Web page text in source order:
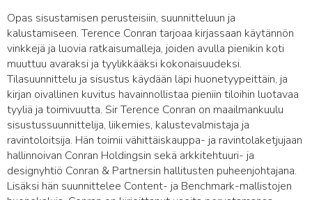
Opas sisustamisen perusteisiin, suunnitteluun ja
kalustamiseen. Terence Conran tarjoaa kirjassaan käytännön
vinkkejä ja luovia ratkaisumalleja, joiden avulla pienikin koti
muuttuu avaraksi ja tyylikkääksi kokonaisuudeksi.
Tilasuunnittelu ja sisustus käydään läpi huonetyypeittäin, ja
kirjan oivallinen kuvitus havainnollistaa pieniin tiloihin luotavaa
tyyliä ja toimivuutta. Sir Terence Conran on maailmankuulu
sisustussuunnittelija, liikemies, kalustevalmistaja ja
ravintoloitsija. Hän toimii vähittäiskauppa- ja ravintolaketjujaan
hallinnoivan Conran Holdingsin sekä arkkitehtuuri- ja
designyhtiö Conran & Partnersin hallitusten puheenjohtajana.
Lisäksi hän suunnittelee Content- ja Benchmark-mallistojen